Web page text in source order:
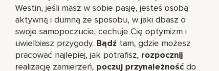
Westin, jeśli masz w sobie pasję, jesteś osobą
aktywną i dumną ze sposobu, w jaki dbasz o
swoje samopoczucie, cechuje Cię optymizm i
uwielbiasz przygody. Bądź tam, gdzie możesz
pracować najlepiej, jak potrafisz, rozpocznij
realizację zamierzeń, poczuj przynależność do